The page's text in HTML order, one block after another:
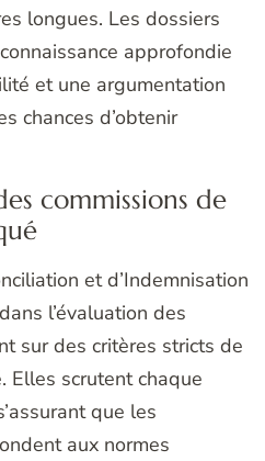
longues. Les dossiers
approfondie
et une argumentation
chances d’obtenir
commissions de
et d’Indemnisation
l’évaluation des
sur des critères stricts de
Elles scrutent chaque
que les
aux normes